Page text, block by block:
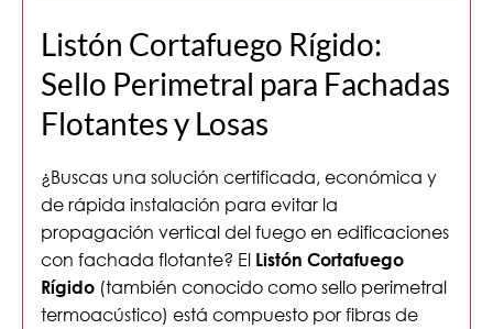
Listón Cortafuego Rígido:
Sello Perimetral para Fachadas
Flotantes y Losas
¿Buscas una solución certificada, económica y
de rápida instalación para evitar la
propagación vertical del fuego en edificaciones
con fachada flotante? El Listón Cortafuego
Rígido (también conocido como sello perimetral
termoacústico) está compuesto por fibras de